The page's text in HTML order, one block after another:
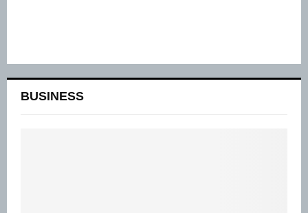
BUSINESS